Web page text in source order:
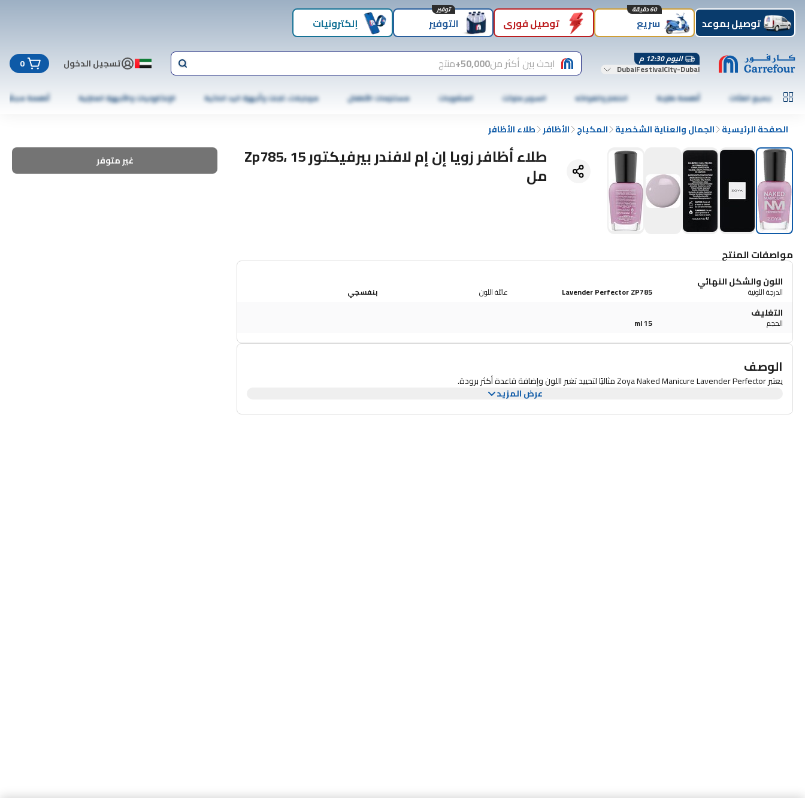
توصيل بموعد سريع
60 دقيقة
توصيل فوري التوفير
توفير
إلكترونيات
اليوم 12:30 م
DubaiFestivalCity-Dubai ابحث بين أكثر من50,000+ منتج تسجيل الدخول 0
جميع الفئات أطعمة طازجة الخضار والفواكه السوبر ماركت المشروبات مستلزمات الأطفال موبايلات، تابلت وأجهزة اليد الذكية الإلكترونيات والأجهزة المنزلية أطعمة مجمّدة
الصفحة الرئيسية الجمال والعناية الشخصية المكياج الأظافر طلاء الأظافر
طلاء أظافر زويا إن إم لافندر بيرفيكتور Zp785، 15
مل
غير متوفر
مواصفات المنتج
اللون والشكل النهائي
الدرجة اللونية Lavender Perfector ZP785 عائلة اللون بنفسجي
التغليف
الحجم 15 ml
الوصف
يعتبر Zoya Naked Manicure Lavender Perfector مثاليًا لتحييد تغير اللون وإضافة قاعدة أكثر برودة.
عرض المزيد